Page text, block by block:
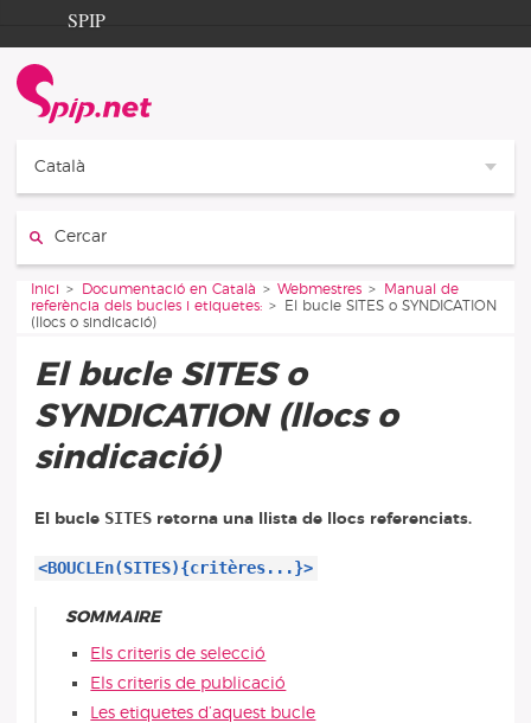
Aller au contenu
Aller à la navigation
SPIP
Documentation
Contribution
Català
Vous êtes ici :
Inici Documentació en Català Webmestres
Manual de
referència dels bucles i etiquetes:
El bucle SITES o SYNDICATION
(llocs o sindicació)
El bucle SITES o
SYNDICATION (llocs o
sindicació)
El bucle SITESretorna una llista de llocs referenciats.
<BOUCLEn(SITES){critères...}>
SOMMAIRE
Els criteris de selecció
Els criteris de publicació
Les etiquetes d’aquest bucle